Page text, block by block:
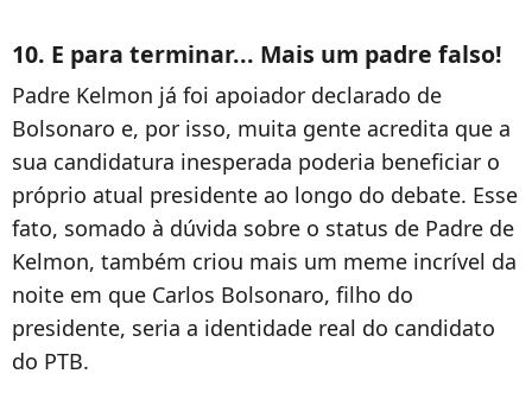
10. E para terminar... Mais um padre falso!
Padre Kelmon já foi apoiador declarado de
Bolsonaro e, por isso, muita gente acredita que a
sua candidatura inesperada poderia beneficiar o
próprio atual presidente ao longo do debate. Esse
fato, somado à dúvida sobre o status de Padre de
Kelmon, também criou mais um meme incrível da
noite em que Carlos Bolsonaro, filho do
presidente, seria a identidade real do candidato
do PTB.